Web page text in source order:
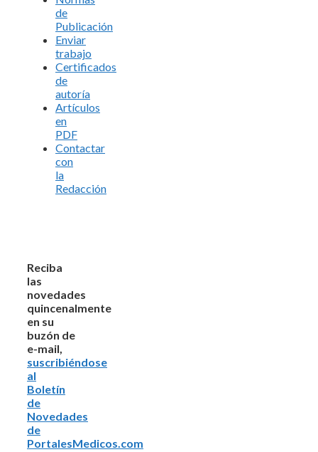
de
Publicación
Enviar
trabajo
Certificados
de
autoría
Artículos
en
PDF
Contactar
con
la
Redacción
Reciba
las
novedades
quincenalmente
en su
buzón de
e-mail,
suscribiéndose
al
Boletín
de
Novedades
de
PortalesMedicos.com